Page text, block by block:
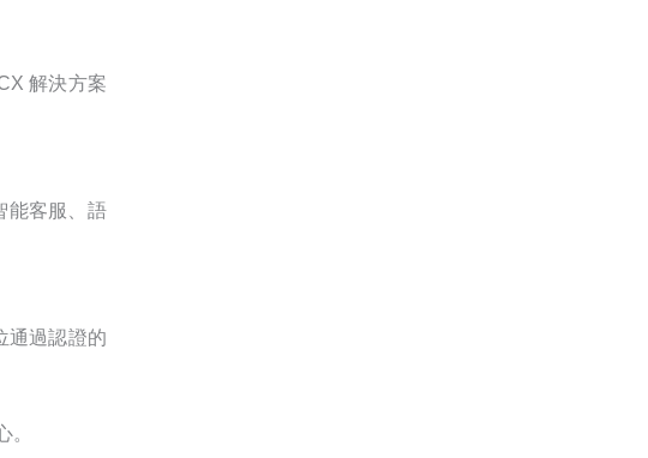
解決方案
能客服、語
通過認證的